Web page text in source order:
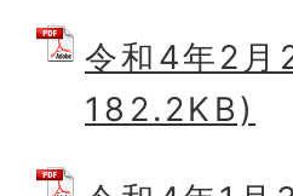
令和4年2
182.2KB)